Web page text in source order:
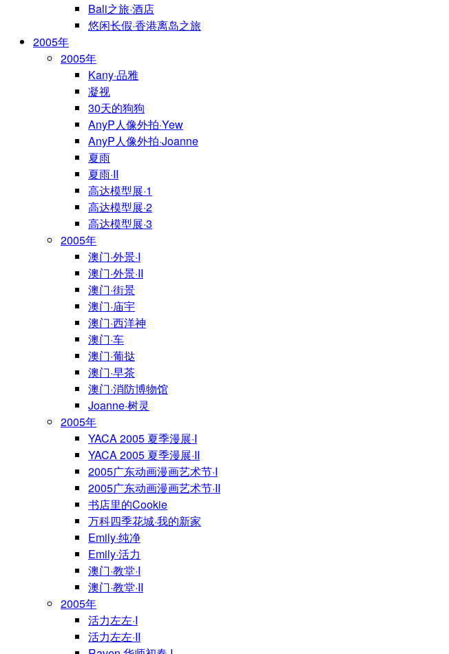
Bali之旅·酒店
悠闲长假·香港离岛之旅
2005年
2005年
Kany·品雅
凝视
30天的狗狗
AnyP人像外拍·Yew
AnyP人像外拍·Joanne
夏雨
夏雨·II
高达模型展·1
高达模型展·2
高达模型展·3
2005年
澳门·外景·I
澳门·外景·II
澳门·街景
澳门·庙宇
澳门·西洋神
澳门·车
澳门·葡挞
澳门·早茶
澳门·消防博物馆
Joanne·树灵
2005年
YACA 2005 夏季漫展·I
YACA 2005 夏季漫展·II
2005广东动画漫画艺术节·I
2005广东动画漫画艺术节·II
书店里的Cookie
万科四季花城·我的新家
Emily·纯净
Emily·活力
澳门·教堂·I
澳门·教堂·II
2005年
活力左左·I
活力左左·II